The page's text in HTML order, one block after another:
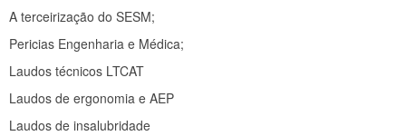
A terceirização do SESM;
Pericias Engenharia e Médica;
Laudos técnicos LTCAT
Laudos de ergonomia e AEP
Laudos de insalubridade